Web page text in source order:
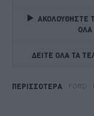
ΑΚΟΛΟΥΘΗΣΤΕ
ΟΛΑ
ΔΕΙΤΕ ΟΛΑ ΤΑ
ΠΕΡΙΣΣΟΤΕΡΑ FORD